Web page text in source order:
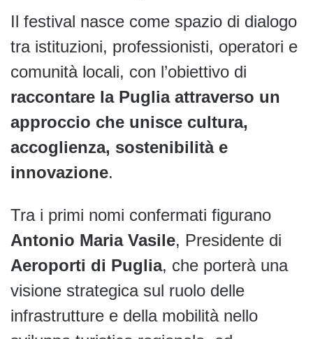
Il festival nasce come spazio di dialogo
tra istituzioni, professionisti, operatori e
comunità locali, con l’obiettivo di
raccontare la Puglia attraverso un
approccio che unisce cultura,
accoglienza, sostenibilità e
innovazione.
Tra i primi nomi confermati figurano
Antonio Maria Vasile, Presidente di
Aeroporti di Puglia, che porterà una
visione strategica sul ruolo delle
infrastrutture e della mobilità nello